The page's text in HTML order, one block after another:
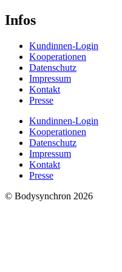
Infos
Kundinnen-Login
Kooperationen
Datenschutz
Impressum
Kontakt
Presse
Kundinnen-Login
Kooperationen
Datenschutz
Impressum
Kontakt
Presse
© Bodysynchron 2026